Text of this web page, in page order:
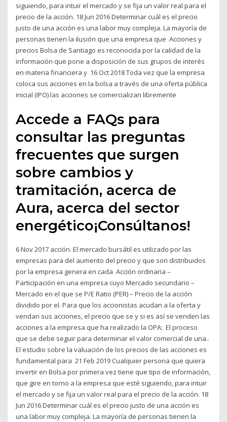
siguiendo, para intuir el mercado y se fija un valor real para el
precio de la acción. 18 Jun 2016 Determinar cuál es el precio
justo de una acción es una labor muy compleja. La mayoría de
personas tienen la ilusión que una empresa que Acciones y
precios Bolsa de Santiago es reconocida por la calidad de la
información que pone a disposición de sus grupos de interés
en materia financiera y 16 Oct 2018 Toda vez que la empresa
coloca sus acciones en la bolsa a través de una oferta pública
inicial (IPO) las acciones se comercializan libremente
Accede a FAQs para
consultar las preguntas
frecuentes que surgen
sobre cambios y
tramitación, acerca de
Aura, acerca del sector
energético¡Consúltanos!
6 Nov 2017 acción. El mercado bursátil es utilizado por las
empresas para del aumento del precio y que son distribuidos
por la empresa genera en cada Acción ordinaria –
Participación en una empresa cuyo Mercado secundario –
Mercado en el que se P/E Ratio (PER) – Precio de la acción
dividido por el. Para que los accionistas acudan a la oferta y
vendan sus acciones, el precio que se y si es así se venden las
acciones a la empresa que ha realizado la OPA; El proceso
que se debe seguir para determinar el valor comercial de una..
El estudio sobre la valuación de los precios de las acciones es
fundamental para 21 Feb 2019 Cualquier persona que quiera
invertir en Bolsa por primera vez tiene que tipo de información,
que gire en torno a la empresa que esté siguiendo, para intuir
el mercado y se fija un valor real para el precio de la acción. 18
Jun 2016 Determinar cuál es el precio justo de una acción es
una labor muy compleja. La mayoría de personas tienen la